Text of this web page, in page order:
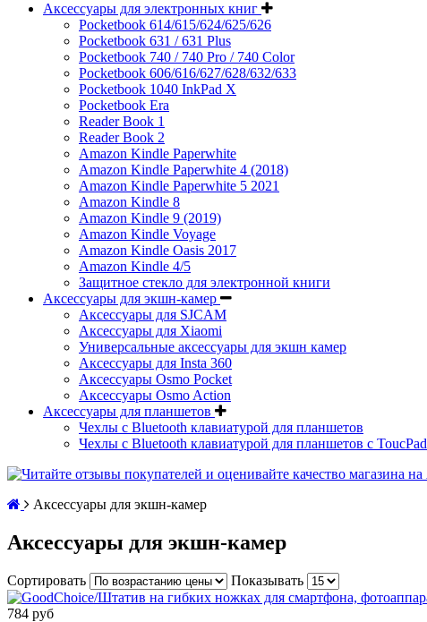
Аксессуары для электронных книг
Pocketbook 614/615/624/625/626
Pocketbook 631 / 631 Plus
Pocketbook 740 / 740 Pro / 740 Color
Pocketbook 606/616/627/628/632/633
Pocketbook 1040 InkPad X
Pocketbook Era
Reader Book 1
Reader Book 2
Amazon Kindle Paperwhite
Amazon Kindle Paperwhite 4 (2018)
Amazon Kindle Paperwhite 5 2021
Amazon Kindle 8
Amazon Kindle 9 (2019)
Amazon Kindle Voyage
Amazon Kindle Oasis 2017
Amazon Kindle 4/5
Защитное стекло для электронной книги
Аксессуары для экшн-камер
Аксессуары для SJCAM
Аксессуары для Xiaomi
Универсальные аксессуары для экшн камер
Аксессуары для Insta 360
Аксессуары Osmo Pocket
Аксессуары Osmo Action
Аксессуары для планшетов
Чехлы с Bluetooth клавиатурой для планшетов
Чехлы с Bluetooth клавиатурой для планшетов с ToucPad
Аксессуары для экшн-камер
Аксессуары для экшн-камер
Сортировать Показывать
784 руб